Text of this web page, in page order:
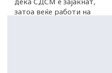
затоа веќе работи на